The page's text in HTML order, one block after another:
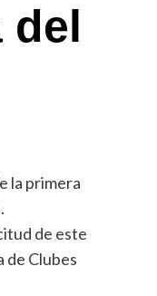
del
la primera
de este
de Clubes